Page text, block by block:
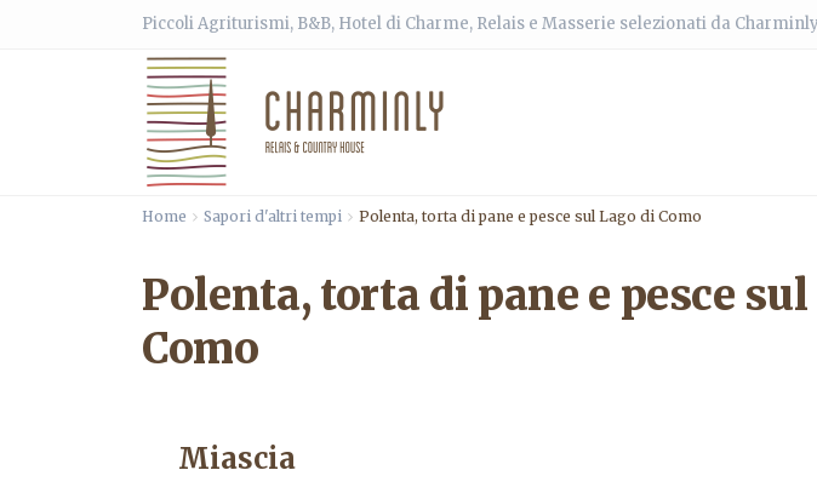
Piccoli Agriturismi, B&B, Hotel di Charme, Relais e Masserie selezionati da
Home Sapori d'altri tempi Polenta, torta di pane e pesce sul Lago di Como
Polenta, torta di pane e pesce
Como
Miascia